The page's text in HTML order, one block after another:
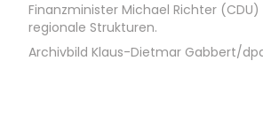
Finanzminister Michael Richter
regionale Strukturen.
Archivbild Klaus-Dietmar Gabbert/